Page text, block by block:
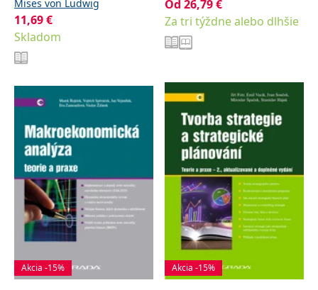
Mises von Ludwig
11,69€
Skladom
Od 26,79€
Za tri týždne alebo dlhšie
Akcia -15% Akcia -15%